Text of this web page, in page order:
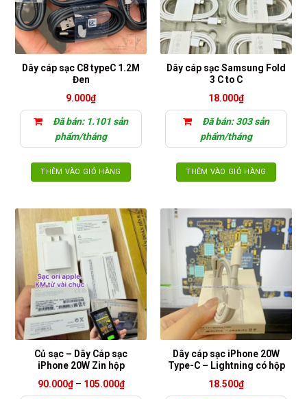
Dây cáp sạc C8 typeC 1.2M
Đen
9.000₫
Đã bán: 1.101 sản
phẩm/tháng
THÊM VÀO GIỎ HÀNG
Dây cáp sạc Samsung Fold
3 C to C
18.000₫
Đã bán: 303 sản
phẩm/tháng
THÊM VÀO GIỎ HÀNG
Củ sạc – Dây Cáp sạc
iPhone 20W Zin hộp
90.000₫ – 105.000₫Khoảng
giá:
Dây cáp sạc iPhone 20W
Type-C – Lightning có hộp
18.500₫